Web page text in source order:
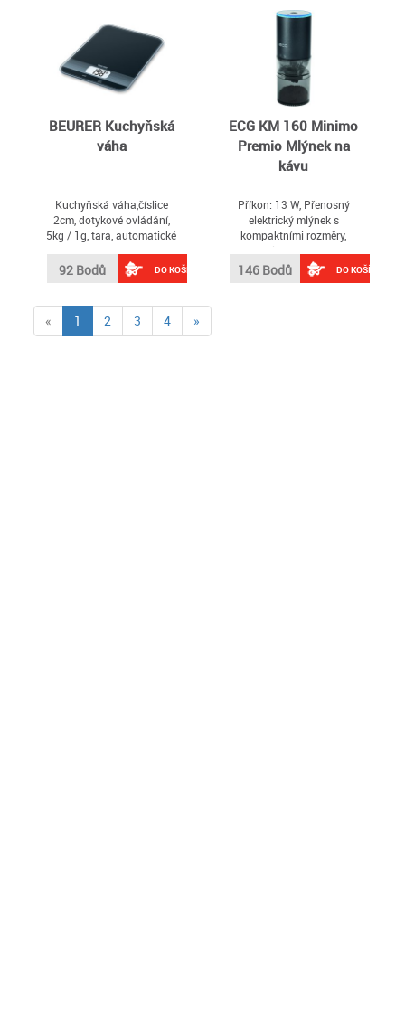
BEURER Kuchyňská
váha
Kuchyňská váha,číslice
2cm, dotykové ovládání,
5kg / 1g, tara, automatické
92 Bodů DO KOŠÍKU
ECG KM 160 Minimo
Premio Mlýnek na
kávu
Příkon: 13 W, Přenosný
elektrický mlýnek s
kompaktními rozměry,
Akumulátorový provoz,
Kónické keramické mlecí
kameny, Napájení pomocí
146 Bodů DO KOŠÍKU
« 1 (current)
2 3 4 »